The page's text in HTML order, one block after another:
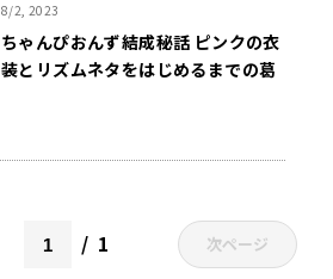
8/2, 2023
ちゃんぴおんず結成秘話 ピンクの衣
装とリズムネタをはじめるまでの葛
1 次ページ